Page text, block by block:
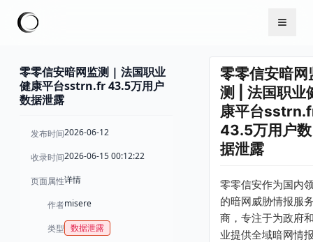
零零信安暗网监测 | 法国职业
健康平台sstrn.fr 43.5万用户
数据泄露
发布时间2026-06-12
收录时间2026-06-15 00:12:22
页面属性详情
作者misere
类型 数据泄露
零零信安暗网
测 | 法国职业
康平台
43.5万用户数
据泄露
零零信安作为国内
的暗网威胁情报服
商，专注于为政府
业提供全域暗网情